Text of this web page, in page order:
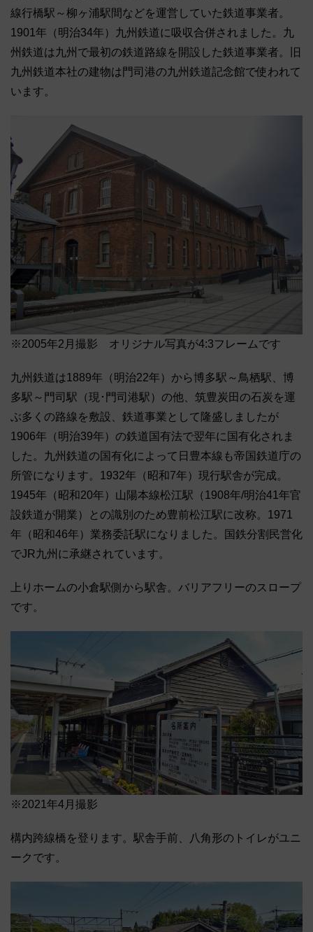
線行橋駅～柳ヶ浦駅間などを運営していた鉄道事業者。
1901年（明治34年）九州鉄道に吸収合併されました。九
州鉄道は九州で最初の鉄道路線を開設した鉄道事業者。旧
九州鉄道本社の建物は門司港の九州鉄道記念館で使われて
います。
※2005年2月撮影 オリジナル写真が4:3フレームです
九州鉄道は1889年（明治22年）から博多駅～鳥栖駅、博
多駅～門司駅（現･門司港駅）の他、筑豊炭田の石炭を運
ぶ多くの路線を敷設、鉄道事業として隆盛しましたが
1906年（明治39年）の鉄道国有法で翌年に国有化されま
した。九州鉄道の国有化によって日豊本線も帝国鉄道庁の
所管になります。1932年（昭和7年）現行駅舎が完成。
1945年（昭和20年）山陽本線松江駅（1908年/明治41年官
設鉄道が開業）との識別のため豊前松江駅に改称。1971
年（昭和46年）業務委託駅になりました。国鉄分割民営化
でJR九州に承継されています。
上りホームの小倉駅側から駅舎。バリアフリーのスロープ
です。
※2021年4月撮影
構内跨線橋を登ります。駅舎手前、八角形のトイレがユニ
ークです。